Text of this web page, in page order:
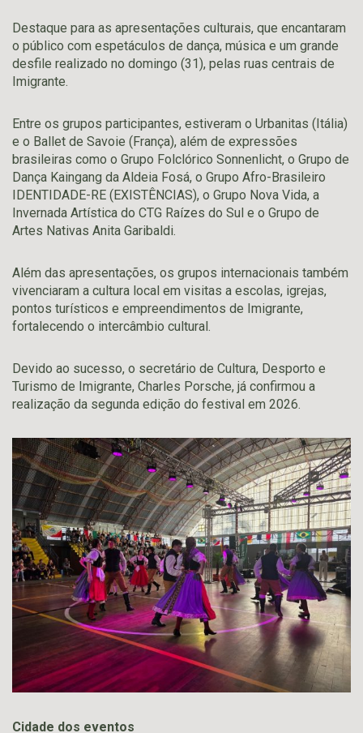
Destaque para as apresentações culturais, que encantaram
o público com espetáculos de dança, música e um grande
desfile realizado no domingo (31), pelas ruas centrais de
Imigrante.
Entre os grupos participantes, estiveram o Urbanitas (Itália)
e o Ballet de Savoie (França), além de expressões
brasileiras como o Grupo Folclórico Sonnenlicht, o Grupo de
Dança Kaingang da Aldeia Fosá, o Grupo Afro-Brasileiro
IDENTIDADE-RE (EXISTÊNCIAS), o Grupo Nova Vida, a
Invernada Artística do CTG Raízes do Sul e o Grupo de
Artes Nativas Anita Garibaldi.
Além das apresentações, os grupos internacionais também
vivenciaram a cultura local em visitas a escolas, igrejas,
pontos turísticos e empreendimentos de Imigrante,
fortalecendo o intercâmbio cultural.
Devido ao sucesso, o secretário de Cultura, Desporto e
Turismo de Imigrante, Charles Porsche, já confirmou a
realização da segunda edição do festival em 2026.
Cidade dos eventos